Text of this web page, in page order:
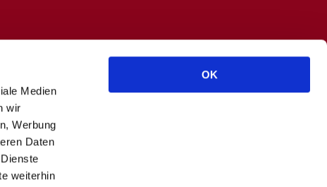
Medien
wir
Werbung
Daten
weiterhin
OK